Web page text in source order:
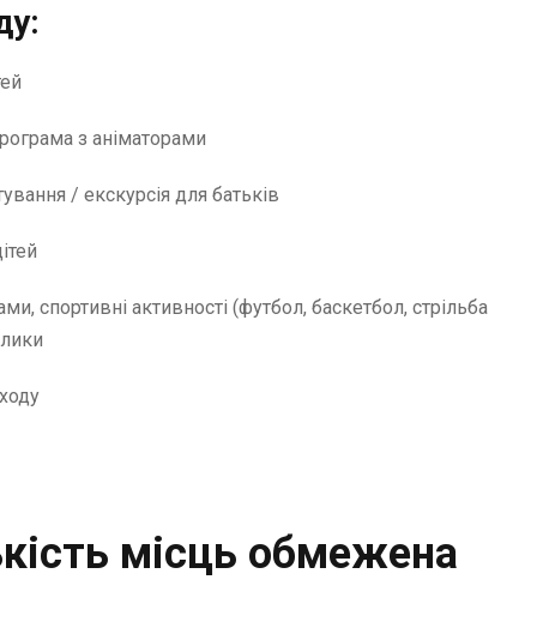
з аніматорами
/ екскурсія для батьків
спортивні активності (футбол, баскетбол, стрільба
місць обмежена